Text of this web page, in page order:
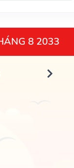
8 2033